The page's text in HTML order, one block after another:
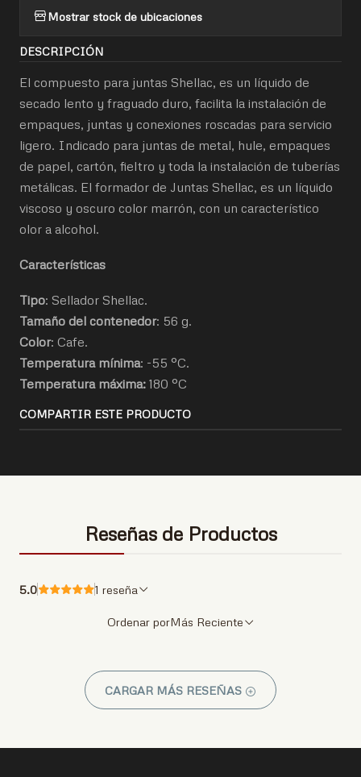
Mostrar stock de ubicaciones
DESCRIPCIÓN
El compuesto para juntas Shellac, es un líquido de
secado lento y fraguado duro, facilita la instalación de
empaques, juntas y conexiones roscadas para servicio
ligero. Indicado para juntas de metal, hule, empaques
de papel, cartón, fieltro y toda la instalación de tuberías
metálicas. El formador de Juntas Shellac, es un líquido
viscoso y oscuro color marrón, con un característico
olor a alcohol.
Características
Tipo: Sellador Shellac.
Tamaño del contenedor: 56 g.
Color: Cafe.
Temperatura mínima: -55 °C.
Temperatura máxima: 180 °C
COMPARTIR ESTE PRODUCTO
Reseñas de Productos
5.0 1 reseña
Ordenar porMás Reciente
CARGAR MÁS RESEÑAS